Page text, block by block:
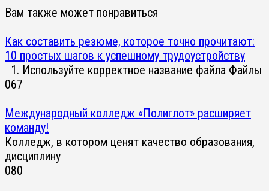
Вам также может понравиться
Как составить резюме, которое точно прочитают:
10 простых шагов к успешному трудоустройству
1. Используйте корректное название файла Файлы
067
Международный колледж «Полиглот» расширяет
команду!
Колледж, в котором ценят качество образования,
дисциплину
080